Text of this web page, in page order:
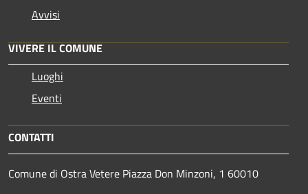
Avvisi
VIVERE IL COMUNE
Luoghi
Eventi
CONTATTI
Comune di Ostra Vetere Piazza Don Minzoni, 1 60010